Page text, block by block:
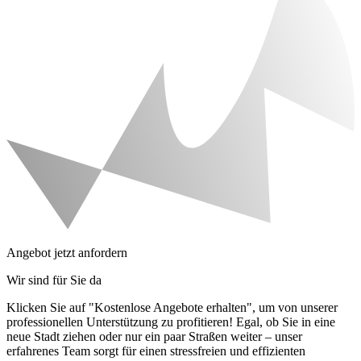
Angebot jetzt anfordern
Wir sind für Sie da
Klicken Sie auf "Kostenlose Angebote erhalten", um von unserer
professionellen Unterstützung zu profitieren! Egal, ob Sie in eine
neue Stadt ziehen oder nur ein paar Straßen weiter – unser
erfahrenes Team sorgt für einen stressfreien und effizienten